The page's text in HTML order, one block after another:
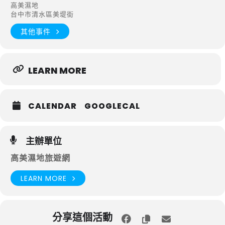
高美濕地
台中市清水區美堤街
其他事件
LEARN MORE
CALENDAR GOOGLECAL
主辦單位
高美濕地旅遊網
LEARN MORE
分享這個活動